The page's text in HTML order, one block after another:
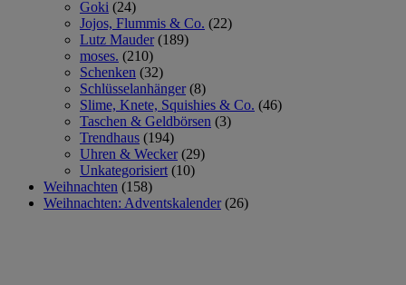
Goki (24)
Jojos, Flummis & Co. (22)
Lutz Mauder (189)
moses. (210)
Schenken (32)
Schlüsselanhänger (8)
Slime, Knete, Squishies & Co. (46)
Taschen & Geldbörsen (3)
Trendhaus (194)
Uhren & Wecker (29)
Unkategorisiert (10)
Weihnachten (158)
Weihnachten: Adventskalender (26)